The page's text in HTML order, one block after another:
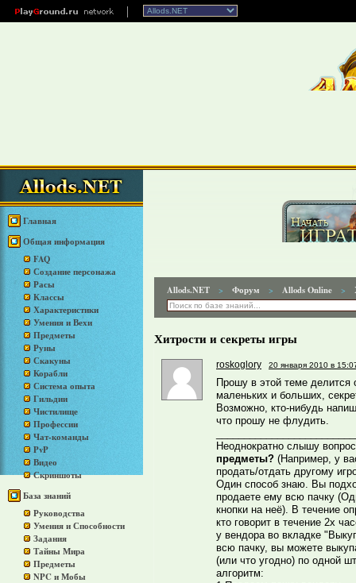
Главная
Общая информация
FAQ
Создание персонажа
Расы
Классы
Характеристики
Умения и Вехи
Предметы
Руны
Скакуны
Корабли
Система опыта
Гильдии
Чистилище
Профессии
Чат-команды
PvP
Видео
Скриншоты
База знаний
Руководства
Умения и Способности
Задания
Тайны Мира
Предметы
NPC и Мобы
Allods.NET > Форум > Allods Online >
Хитрости и секреты игры
roskoglory 20 января 2010 в
Прошу в этой теме делится
маленьких и больших,
Возможно, кто-нибудь
что прошу не флудить.
Неоднократно слышу
предметы? (Например, у
продать/отдать другому
Один способ знаю. Вы
продаете ему всю пачку
кнопки на неё). В течение
кто говорит в течение 2х
у вендора во вкладке
всю пачку, вы можете
(или что угодно) по одной
алгоритм: